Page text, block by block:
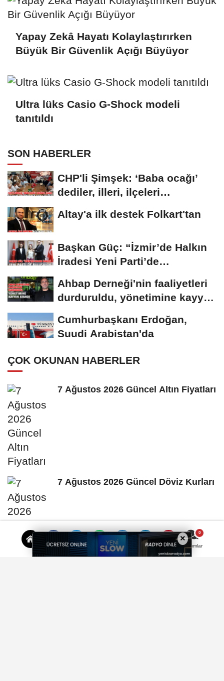
Yorumlar
Yapay Zekâ Hayatı Kolaylaştırırken
Büyük Bir Güvenlik Açığı Büyüyor
Ultra lüks Casio G-Shock modeli
tanıtıldı
SON HABERLER
CHP'li Şimşek: ‘Baba ocağı’
dediler, illeri, ilçeleri
Altay'a ilk destek Folkart'tan
Başkan Güç: “İzmir’de Halkın
İradesi Yeni Parti’de
Ahbap Derneği'nin faaliyetleri
durduruldu, yönetimine kayyım
Cumhurbaşkanı Erdoğan,
Suudi Arabistan'da
ÇOK OKUNAN HABERLER
7 Ağustos 2026 Güncel Altın Fiyatları
7 Ağustos 2026 Güncel Döviz Kurları
×